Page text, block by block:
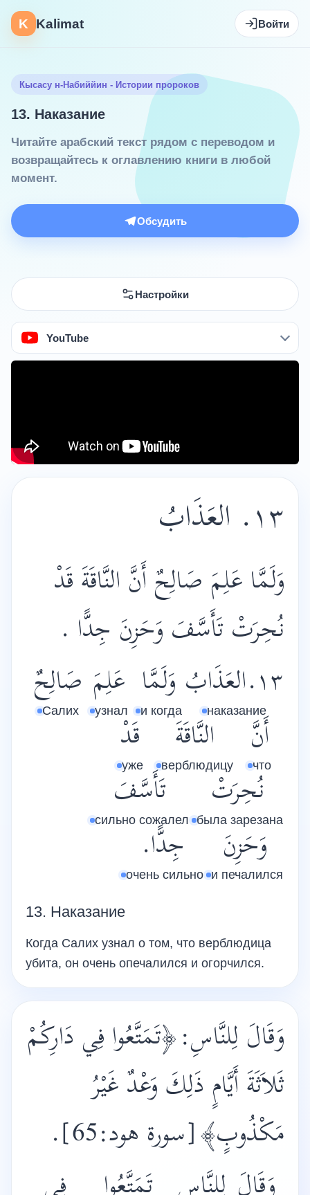
K Kalimat Войти
Кысасу н-Набиййин - Истории пророков
13. Наказание
Читайте арабский текст рядом с переводом и
возвращайтесь к оглавлению книги в любой
момент.
Обсудить
Настройки
YouTube
١٣. العَذَابُ
وَلَمَّا عَلِمَ صَالِحٌ أَنَّ النَّاقَةَ قَدْ
نُحِرَتْ تَأَسَّفَ وَحَزِنَ جِدًّا .
١٣.العَذَابُ
наказание
وَلَمَّا
и когда
عَلِمَ
узнал
صَالِحٌ
Салих
أَنَّ
что
النَّاقَةَ
верблюдицу
قَدْ
уже
نُحِرَتْ
была зарезана
تَأَسَّفَ
сильно сожалел
وَحَزِنَ
и печалился
جِدًّا.
очень сильно
13. Наказание
Когда Салих узнал о том, что верблюдица
убита, он очень опечалился и огорчился.
وَقَالَ لِلنَّاسِ:﴿تَمَتَّعُوا فِي دَارِكُمْ
‏ثَلاَثَةَ أَيَّامٍ ذَلِكَ وَعْدٌ غَيْرُ
مَكْذُوبٍ﴾[سورة هود:65].